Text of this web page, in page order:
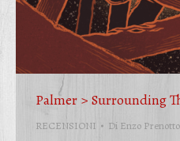
Palmer > Surrounding
RECENSIONI Di Enzo Prenotto